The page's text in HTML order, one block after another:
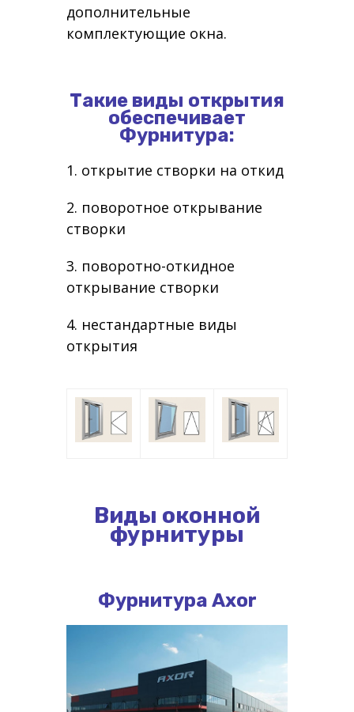
дополнительные
комплектующие окна.
Такие виды открытия
обеспечивает
Фурнитура:
1. открытие створки на откид
2. поворотное открывание
створки
3. поворотно-откидное
открывание створки
4. нестандартные виды
открытия
Виды оконной
фурнитуры
Фурнитура Axor